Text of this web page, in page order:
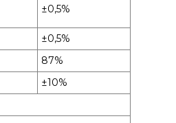
±0,5%
±0,5%
87%
±10%